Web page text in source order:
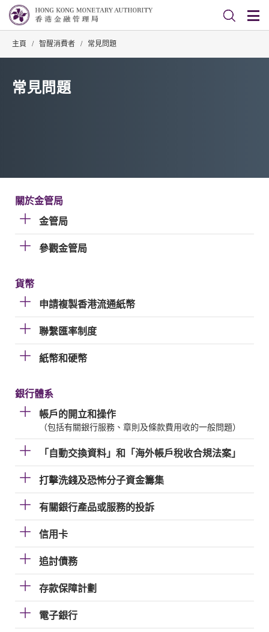
主頁 / 智醒消費者 / 常見問題
常見問題
關於金管局
金管局
參觀金管局
貨幣
申請複製香港流通紙幣
聯繫匯率制度
紙幣和硬幣
銀行體系
帳戶的開立和操作
（包括有關銀行服務、章則及條款費用收的一般問題）
「自動交換資料」和「海外帳戶稅收合規法案」
打擊洗錢及恐怖分子資金籌集
有關銀行產品或服務的投訴
信用卡
追討債務
存款保障計劃
電子銀行